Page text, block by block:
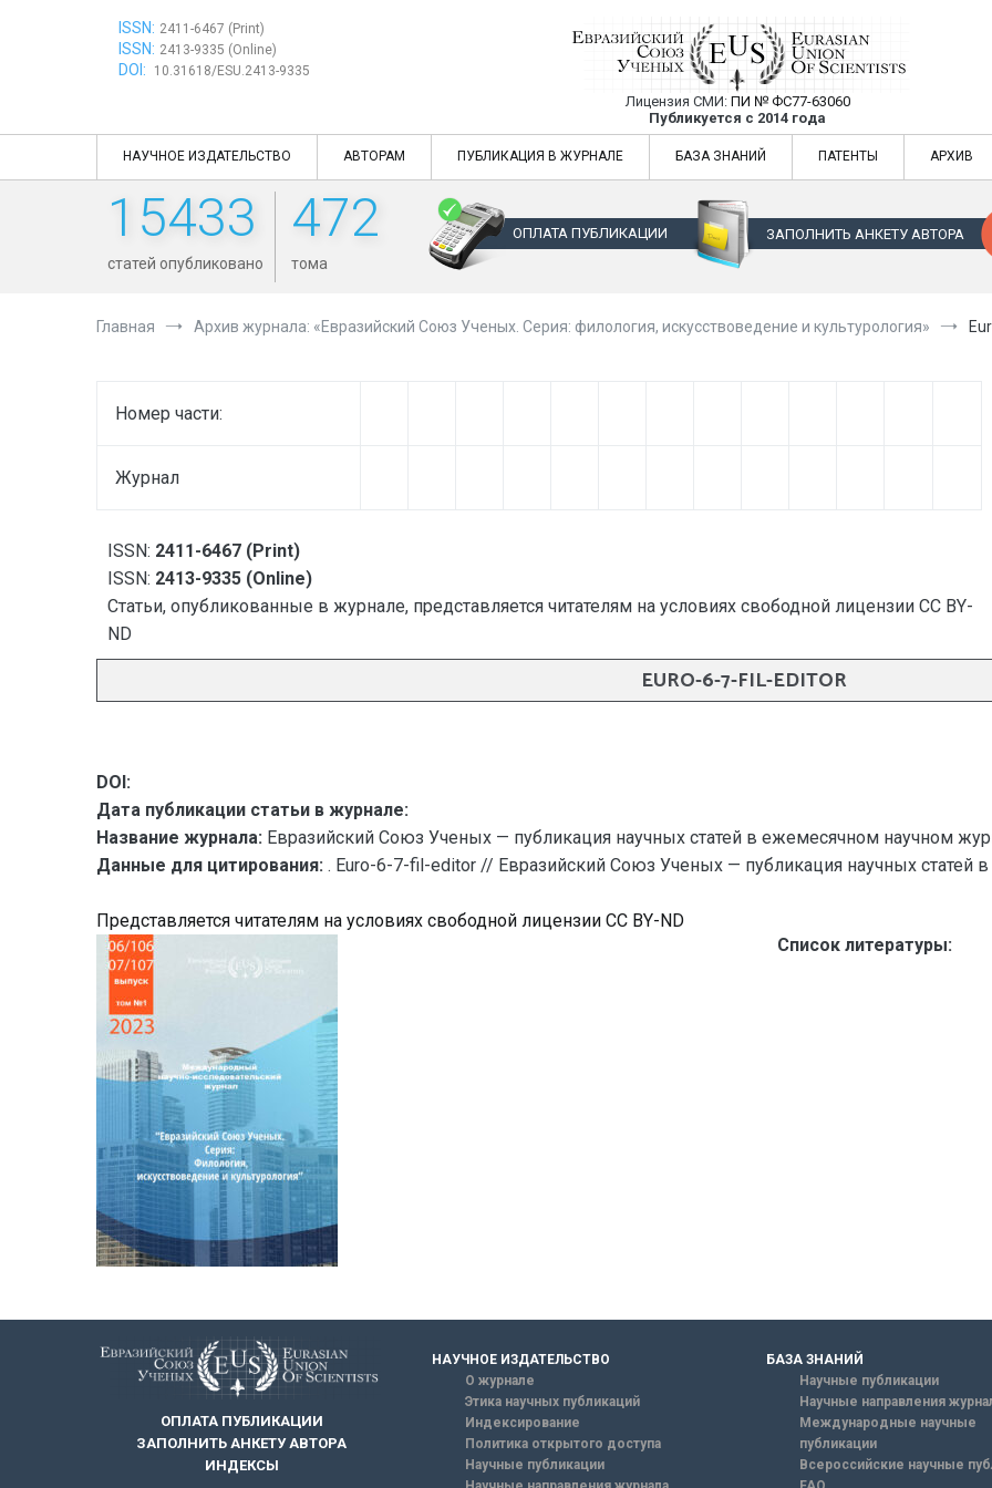
ISSN: 2411-6467 (Print)
ISSN: 2413-9335 (Online)
DOI: 10.31618/ESU.2413-9335
Евразийский Союз Ученых —
Лицензия СМИ: ПИ № ФС77-63060
Публикуется с 2014 года
Евразийский Союз Ученых — публикация научных статей в
НАУЧНОЕ ИЗДАТЕЛЬСТВО АВТОРАМ ПУБЛИКАЦИЯ В ЖУРНАЛЕ БАЗА ЗНАНИЙ ПАТЕНТЫ АРХИВ
15433
статей опубликовано
472
тома
ОПЛАТА ПУБЛИКАЦИИ ЗАПОЛНИТЬ АНКЕТУ АВТОРА
Главная Архив журнала: «Евразийский Союз Ученых. Серия: филология, искусствоведение и культурология»
Номер части:
Журнал
ISSN: 2411-6467 (Print)
ISSN: 2413-9335 (Online)
Статьи, опубликованные в журнале, представляется читателям на условиях свободной лицензии CC BY-
ND
EURO-6-7-FIL-EDITOR
DOI:
Дата публикации статьи в журнале:
Название журнала: Евразийский Союз Ученых — публикация научных статей в ежемесячном научном
Данные для цитирования: . Euro-6-7-fil-editor // Евразийский Союз Ученых — публикация научных статей
Представляется читателям на условиях свободной лицензии CC BY-ND
Список литературы:
ОПЛАТА ПУБЛИКАЦИИ
ЗАПОЛНИТЬ АНКЕТУ АВТОРА
ИНДЕКСЫ
НАУЧНОЕ ИЗДАТЕЛЬСТВО
О журнале
Этика научных публикаций
Индексирование
Политика открытого доступа
Научные публикации
БАЗА ЗНАНИЙ
Научные публикации
Научные направления
Международные научные
публикации
Всероссийские научные